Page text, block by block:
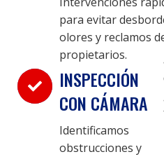
para evitar
olores y reclamos
propietarios.
INSPECCIÓN
CON CÁMARA
Identificamos
obstrucciones y